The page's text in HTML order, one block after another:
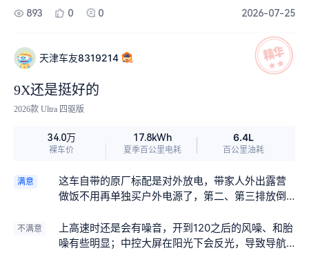
车，开始是相信德系的做工才去看的，没想到试驾
给我这么多惊喜，这台车的确要试驾了之后才会知
道这台车有多好，特别对比了这么多其他试驾。
893 0 0 2026-07-25
天津车友8319214
9X还是挺好的
2026款 Ultra 四驱版
34.0万
裸车价
17.8kWh
夏季百公里电耗
6.4L
百公里油耗
满意
这车自带的原厂标配是对外放电，带家人外出露营
做饭不用再单独买户外电源了，第二、第三排放倒
以一把掉头；上汽大众的增程器挺成熟的，即使是
开长途也不用担心长时间的充电排队；空气悬架可
不满意
上高速时还是会有噪音，开到120之后的风噪、和胎
噪有些明显；中控大屏在阳光下会反光，导致导航